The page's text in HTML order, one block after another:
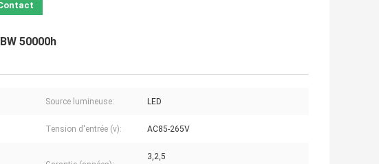
50000h
Source lumineuse: LED
Tension d'entrée (v): AC85-265V
3,2,5